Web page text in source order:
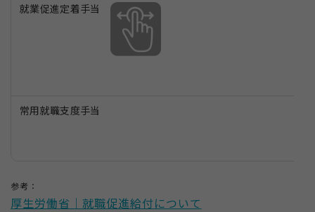
就業促進定着手当
常用就職支度手当
参考：
厚生労働省｜就職促進給付について